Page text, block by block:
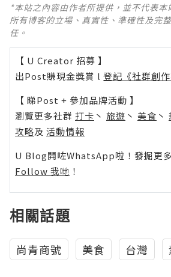
*本站之內容由作者所提供，並不代表
所有博客的立場、真實性、準確性及完
任。
【 U Creator 招募 】
出Post賺現金獎賞 l 登記《社群創作
【 睇Post + 參加品牌活動 】
瀏覽更多社群 打卡 丶 旅遊 丶 美食 丶
攻略及 活動情報
U Blog開咗WhatsApp啦！發掘更
Follow 我哋 ！
相關話題
尚青商號 美食 台灣